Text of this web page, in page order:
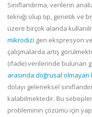
Sınıflandırma, verilerin
tekniği olup tıp, genetik ve
üzere birçok alanda
mikrodizi gen ekspresyon
çalışmalarda artış
(ifade) verilerinde bulunan
arasında doğrusal olmayan
dolayı geleneksel
kalabilmektedir. Bu
probleminin çözümü için